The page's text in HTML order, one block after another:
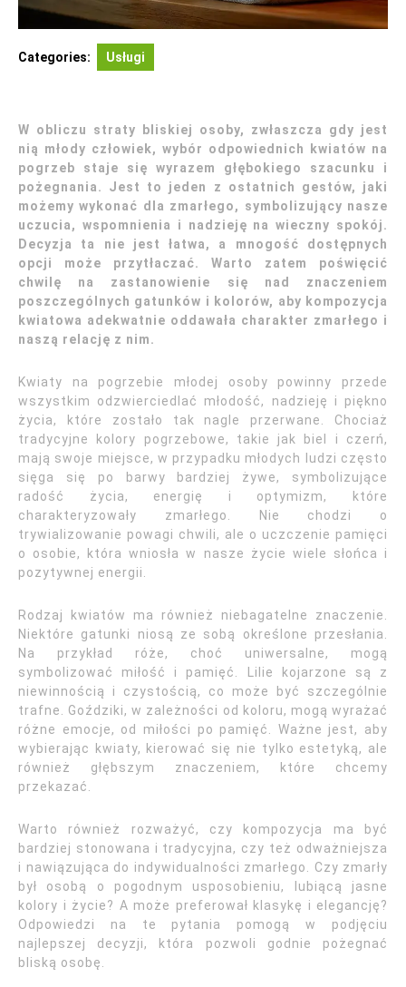
Categories: Usługi
W obliczu straty bliskiej osoby, zwłaszcza gdy jest
nią młody człowiek, wybór odpowiednich kwiatów na
pogrzeb staje się wyrazem głębokiego szacunku i
pożegnania. Jest to jeden z ostatnich gestów, jaki
możemy wykonać dla zmarłego, symbolizujący nasze
uczucia, wspomnienia i nadzieję na wieczny spokój.
Decyzja ta nie jest łatwa, a mnogość dostępnych
opcji może przytłaczać. Warto zatem poświęcić
chwilę na zastanowienie się nad znaczeniem
poszczególnych gatunków i kolorów, aby kompozycja
kwiatowa adekwatnie oddawała charakter zmarłego i
naszą relację z nim.
Kwiaty na pogrzebie młodej osoby powinny przede
wszystkim odzwierciedlać młodość, nadzieję i piękno
życia, które zostało tak nagle przerwane. Chociaż
tradycyjne kolory pogrzebowe, takie jak biel i czerń,
mają swoje miejsce, w przypadku młodych ludzi często
sięga się po barwy bardziej żywe, symbolizujące
radość życia, energię i optymizm, które
charakteryzowały zmarłego. Nie chodzi o
trywializowanie powagi chwili, ale o uczczenie pamięci
o osobie, która wniosła w nasze życie wiele słońca i
pozytywnej energii.
Rodzaj kwiatów ma również niebagatelne znaczenie.
Niektóre gatunki niosą ze sobą określone przesłania.
Na przykład róże, choć uniwersalne, mogą
symbolizować miłość i pamięć. Lilie kojarzone są z
niewinnością i czystością, co może być szczególnie
trafne. Goździki, w zależności od koloru, mogą wyrażać
różne emocje, od miłości po pamięć. Ważne jest, aby
wybierając kwiaty, kierować się nie tylko estetyką, ale
również głębszym znaczeniem, które chcemy
przekazać.
Warto również rozważyć, czy kompozycja ma być
bardziej stonowana i tradycyjna, czy też odważniejsza
i nawiązująca do indywidualności zmarłego. Czy zmarły
był osobą o pogodnym usposobieniu, lubiącą jasne
kolory i życie? A może preferował klasykę i elegancję?
Odpowiedzi na te pytania pomogą w podjęciu
najlepszej decyzji, która pozwoli godnie pożegnać
bliską osobę.